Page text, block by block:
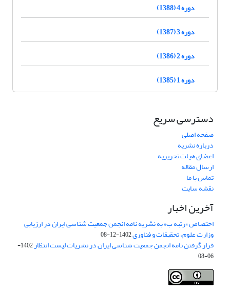
دوره 4 (1388)
دوره 3 (1387)
دوره 2 (1386)
دوره 1 (1385)
دسترسی سریع
صفحه اصلی
درباره نشریه
اعضای هیات تحریریه
ارسال مقاله
تماس با ما
نقشه سایت
آخرین اخبار
اختصاص «رتبه ب» به نشریه نامه انجمن جمعیت شناسی ایران در ارزیابی
وزارت علوم، تحقیقات و فناوری1402-12-08
قرار گرفتن نامه انجمن جمعیت شناسی ایران در نشریات لیست انتظار
1402-
06-08